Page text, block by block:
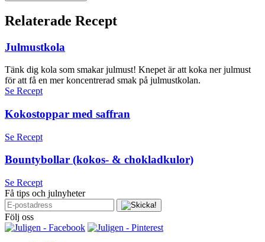
Relaterade Recept
Julmustkola
Tänk dig kola som smakar julmust! Knepet är att koka ner julmust
för att få en mer koncentrerad smak på julmustkolan.
Se Recept
Kokostoppar med saffran
Se Recept
Bountybollar (kokos- & chokladkulor)
Se Recept
Få tips och julnyheter
Följ oss